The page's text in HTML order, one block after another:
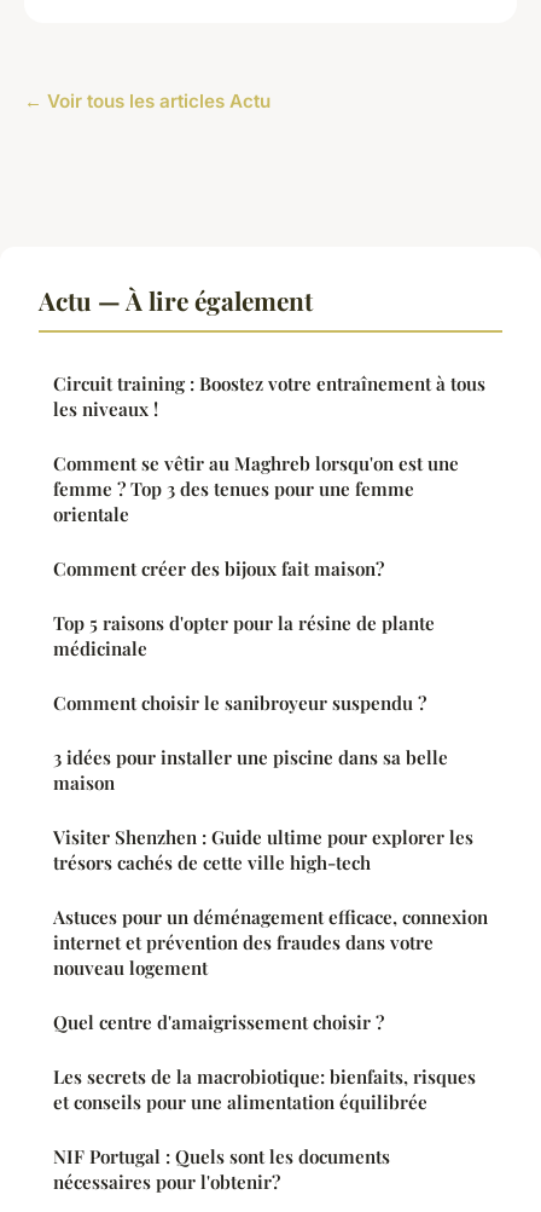
← Voir tous les articles Actu
Actu — À lire également
Circuit training : Boostez votre entraînement à tous
les niveaux !
Comment se vêtir au Maghreb lorsqu'on est une
femme ? Top 3 des tenues pour une femme
orientale
Comment créer des bijoux fait maison?
Top 5 raisons d'opter pour la résine de plante
médicinale
Comment choisir le sanibroyeur suspendu ?
3 idées pour installer une piscine dans sa belle
maison
Visiter Shenzhen : Guide ultime pour explorer les
trésors cachés de cette ville high-tech
Astuces pour un déménagement efficace, connexion
internet et prévention des fraudes dans votre
nouveau logement
Quel centre d'amaigrissement choisir ?
Les secrets de la macrobiotique: bienfaits, risques
et conseils pour une alimentation équilibrée
NIF Portugal : Quels sont les documents
nécessaires pour l'obtenir?